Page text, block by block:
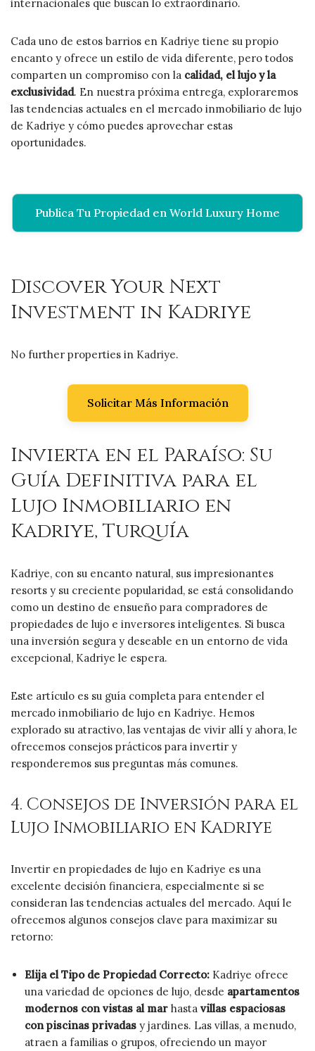
internacionales que buscan lo extraordinario.
Cada uno de estos barrios en Kadriye tiene su propio
encanto y ofrece un estilo de vida diferente, pero todos
comparten un compromiso con la calidad, el lujo y la
exclusividad. En nuestra próxima entrega, exploraremos
las tendencias actuales en el mercado inmobiliario de lujo
de Kadriye y cómo puedes aprovechar estas
oportunidades.
Publica Tu Propiedad en World Luxury Home
Discover Your Next
Investment in Kadriye
No further properties in Kadriye.
Solicitar Más Información
Invierta en el Paraíso: Su
Guía Definitiva para el
Lujo Inmobiliario en
Kadriye, Turquía
Kadriye, con su encanto natural, sus impresionantes
resorts y su creciente popularidad, se está consolidando
como un destino de ensueño para compradores de
propiedades de lujo e inversores inteligentes. Si busca
una inversión segura y deseable en un entorno de vida
excepcional, Kadriye le espera.
Este artículo es su guía completa para entender el
mercado inmobiliario de lujo en Kadriye. Hemos
explorado su atractivo, las ventajas de vivir allí y ahora, le
ofrecemos consejos prácticos para invertir y
responderemos sus preguntas más comunes.
4. Consejos de Inversión para el
Lujo Inmobiliario en Kadriye
Invertir en propiedades de lujo en Kadriye es una
excelente decisión financiera, especialmente si se
consideran las tendencias actuales del mercado. Aquí le
ofrecemos algunos consejos clave para maximizar su
retorno:
Elija el Tipo de Propiedad Correcto: Kadriye ofrece
una variedad de opciones de lujo, desde apartamentos
modernos con vistas al mar hasta villas espaciosas
con piscinas privadas y jardines. Las villas, a menudo,
atraen a familias o grupos, ofreciendo un mayor